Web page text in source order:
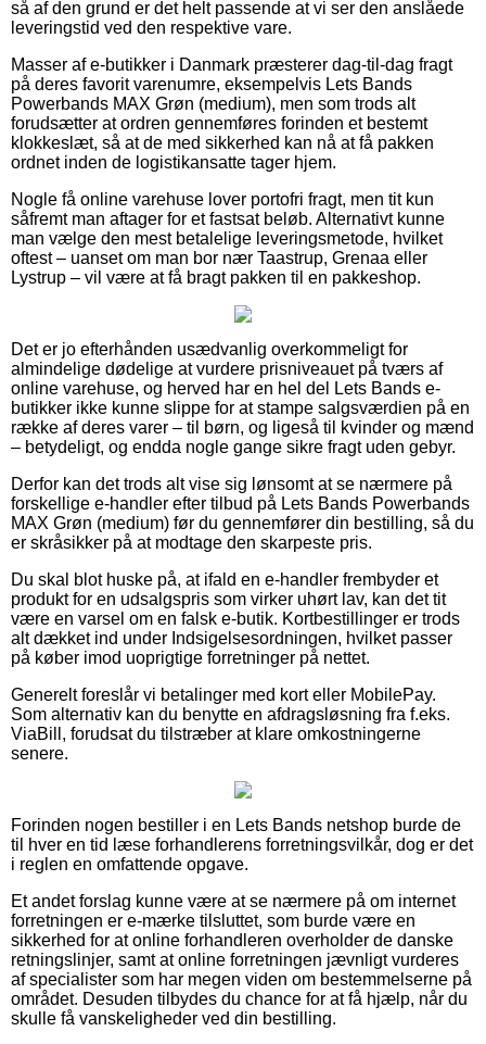
så af den grund er det helt passende at vi ser den anslåede
leveringstid ved den respektive vare.
Masser af e-butikker i Danmark præsterer dag-til-dag fragt
på deres favorit varenumre, eksempelvis Lets Bands
Powerbands MAX Grøn (medium), men som trods alt
forudsætter at ordren gennemføres forinden et bestemt
klokkeslæt, så at de med sikkerhed kan nå at få pakken
ordnet inden de logistikansatte tager hjem.
Nogle få online varehuse lover portofri fragt, men tit kun
såfremt man aftager for et fastsat beløb. Alternativt kunne
man vælge den mest betalelige leveringsmetode, hvilket
oftest – uanset om man bor nær Taastrup, Grenaa eller
Lystrup – vil være at få bragt pakken til en pakkeshop.
Det er jo efterhånden usædvanlig overkommeligt for
almindelige dødelige at vurdere prisniveauet på tværs af
online varehuse, og herved har en hel del Lets Bands e-
butikker ikke kunne slippe for at stampe salgsværdien på en
række af deres varer – til børn, og ligeså til kvinder og mænd
– betydeligt, og endda nogle gange sikre fragt uden gebyr.
Derfor kan det trods alt vise sig lønsomt at se nærmere på
forskellige e-handler efter tilbud på Lets Bands Powerbands
MAX Grøn (medium) før du gennemfører din bestilling, så du
er skråsikker på at modtage den skarpeste pris.
Du skal blot huske på, at ifald en e-handler frembyder et
produkt for en udsalgspris som virker uhørt lav, kan det tit
være en varsel om en falsk e-butik. Kortbestillinger er trods
alt dækket ind under Indsigelsesordningen, hvilket passer
på køber imod uoprigtige forretninger på nettet.
Generelt foreslår vi betalinger med kort eller MobilePay.
Som alternativ kan du benytte en afdragsløsning fra f.eks.
ViaBill, forudsat du tilstræber at klare omkostningerne
senere.
Forinden nogen bestiller i en Lets Bands netshop burde de
til hver en tid læse forhandlerens forretningsvilkår, dog er det
i reglen en omfattende opgave.
Et andet forslag kunne være at se nærmere på om internet
forretningen er e-mærke tilsluttet, som burde være en
sikkerhed for at online forhandleren overholder de danske
retningslinjer, samt at online forretningen jævnligt vurderes
af specialister som har megen viden om bestemmelserne på
området. Desuden tilbydes du chance for at få hjælp, når du
skulle få vanskeligheder ved din bestilling.